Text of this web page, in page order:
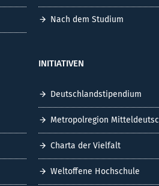
Nach dem Studium
INITIATIVEN
Deutschlandstipendium
Metropolregion
Charta der Vielfalt
Weltoffene Hochschule